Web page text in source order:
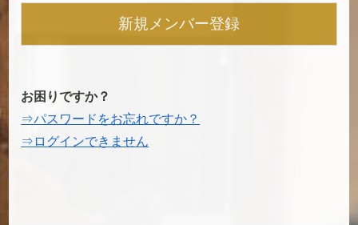
新規メンバー登録
お困りですか？
⇒パスワードをお忘れですか？
⇒ログインできません